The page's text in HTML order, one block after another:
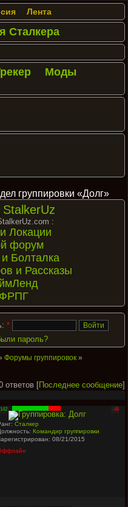
Лента
Сталкера
Моды
группировки «Долг»
:
Локации
форум
Болталка
и Рассказы
*
пароль?
Форумы группировок »
ответов [Последнее сообщение]
-48
Сталкер
Командир группировки
08/21/2015